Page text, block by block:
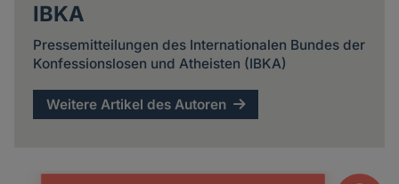
IBKA
Pressemitteilungen des Internationalen Bundes der
Konfessionslosen und Atheisten (IBKA)
Weitere Artikel des Autoren